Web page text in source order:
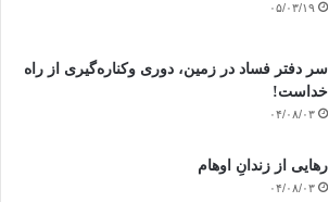
۰۵/۰۳/۱۹
سر دفتر فساد در زمین‌، دوری وکناره‌گیری از راه
خداست‌!
۰۴/۰۸/۰۳
رهایی از زندانِ اوهام
۰۴/۰۸/۰۳